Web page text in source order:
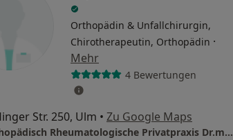
Orthopädin & Unfallchirurgin,
Chirotherapeutin, Orthopädin ·
Mehr
4 Bewertungen
Str. 250, Ulm • Zu Google Maps
Orthopädisch Rheumatologische Privatpraxis Dr.med. Klaus Arnold und Dipl.-Med. Silke Arnold